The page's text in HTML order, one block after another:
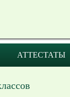
АТТЕСТАТЫ